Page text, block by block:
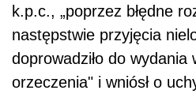
k.p.c., „poprzez błędne
następstwie przyjęcia
doprowadziło do wydania
orzeczenia" i wniósł o